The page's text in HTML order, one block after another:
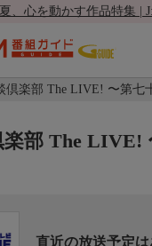
、心を動かす作品特集 |
倶楽部 The LIVE! 〜第七
楽部 The LIVE!
直近の放送予定